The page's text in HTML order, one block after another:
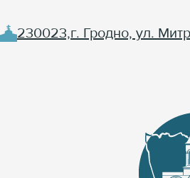
230023,г. Гродно, ул.